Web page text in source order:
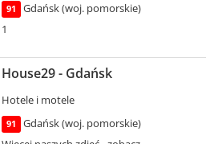
91
Gdańsk (woj. pomorskie)
1
House29 - Gdańsk
Hotele i motele
91
Gdańsk (woj. pomorskie)